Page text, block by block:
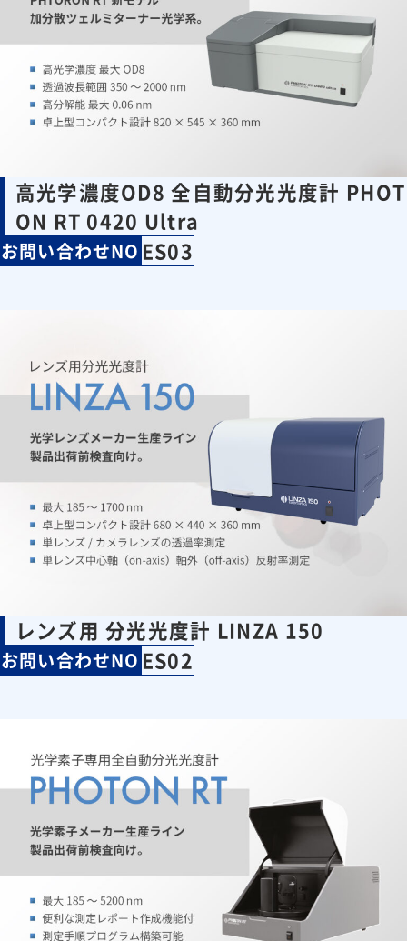
高光学濃度OD8 全自動分光光度計 PHOT
ON RT 0420 Ultra
お問い合わせNO ES03
レンズ用 分光光度計 LINZA 150
お問い合わせNO ES02